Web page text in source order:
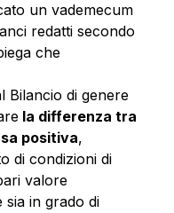
un vademecum
redatti secondo
che
Bilancio di genere
la differenza tra
positiva,
di condizioni di
valore
in grado di